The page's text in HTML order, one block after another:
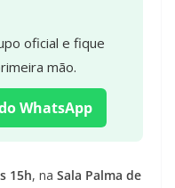
oficial e fique
mão.
WhatsApp
15h, na Sala Palma de